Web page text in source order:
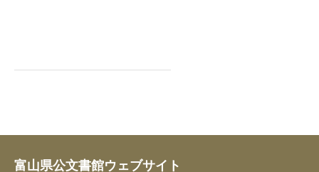
富山県公文書館ウェブサイト